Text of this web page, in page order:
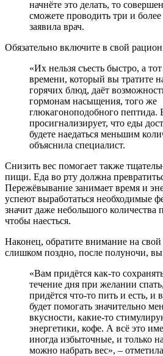
начнёте это делать, то
сможете проводить три и
заявила врач.
Обязательно включите в свой
«Их нельзя съесть быстро, а
времени, который вы тратите
горячих блюд, даёт
гормонам насыщения, того же
глюкагоноподобного пептида.
просигнализирует, что еды
будете наедаться меньшим
объяснила специалист.
Снизить вес помогает также
пищи. Еда во рту должна
Пережёвывание занимает время и
успеют выработаться необходимые
значит даже небольшого количества
чтобы наесться.
Наконец, обратите внимание на
слишком поздно, после полуночи, вы
«Вам придётся как-то
течение дня при желании
придётся что-то пить и есть, и
будет помогать значительно
вкусности, какие-то
энергетики, кофе. А всё это
иногда избыточные, и только
можно набрать вес», –